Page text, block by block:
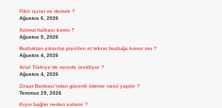
Fikir işcisi ne demek ?
Ağustos 6, 2026
Azimut halkası kimin ?
Ağustos 5, 2026
Buzluktan çıkarılıp pişirilen et tekrar buzluğa konur mu ?
Ağustos 4, 2026
Ariel Türkiye’de nerede üretiliyor ?
Ağustos 4, 2026
Ziraat Bankası’ndan güvenli ödeme nasıl yapılır ?
Temmuz 29, 2026
Kışın bağlar neden sulanır ?